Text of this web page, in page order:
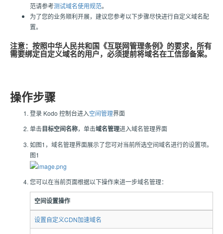
范请参考测试域名使用规范。
为了您的业务顺利开展，建议您参考以下步骤尽快进行自定义域名配
置。
注意：按照中华人民共和国《互联网管理条例》的要求，所有
需要绑定自定义域名的用户，必须提前将域名在工信部备案。
操作步骤
登录 Kodo 控制台进入空间管理界面
单击目标空间名称，单击域名管理进入域名管理界面
如图1，域名管理界面展示了您可对当前所选空间域名进行的设置项。
图1
您可以在当前页面根据以下操作来进一步域名管理：
空间设置操作
设置自定义CDN加速域名